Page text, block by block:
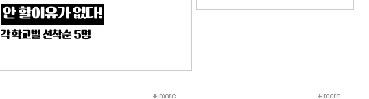
안 할이유가 없다!
각 학교별 선착순 5명